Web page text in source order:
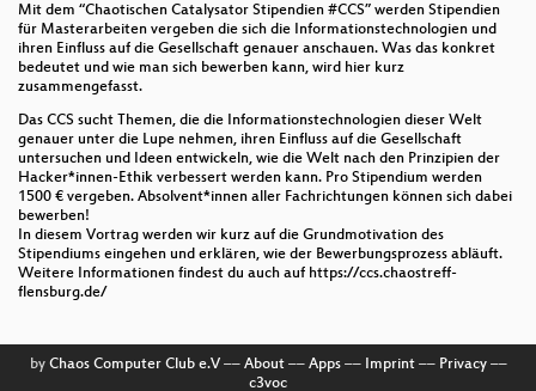
Identifying Social Engineering
POC (mit ISDN)
A visually impaired perspective on technology
Making CCCamp in a video game mod!
Hackerspace server co-location
Pick and Pain.
Demystifying AI
VOC
Mit dem “Chaotischen Catalysator Stipendien #CCS” werden Stipendien
für Masterarbeiten vergeben die sich die Informationstechnologien und
ihren Einfluss auf die Gesellschaft genauer anschauen. Was das konkret
bedeutet und wie man sich bewerben kann, wird hier kurz
zusammengefasst.
Das CCS sucht Themen, die die Informationstechnologien dieser Welt
genauer unter die Lupe nehmen, ihren Einfluss auf die Gesellschaft
untersuchen und Ideen entwickeln, wie die Welt nach den Prinzipien der
Hacker*innen-Ethik verbessert werden kann. Pro Stipendium werden
1500 € vergeben. Absolvent*innen aller Fachrichtungen können sich dabei
bewerben!
In diesem Vortrag werden wir kurz auf die Grundmotivation des
Stipendiums eingehen und erklären, wie der Bewerbungsprozess abläuft.
Weitere Informationen findest du auch auf https://ccs.chaostreff-
flensburg.de/
by Chaos Computer Club e.V–– About–– Apps–– Imprint–– Privacy––
c3voc